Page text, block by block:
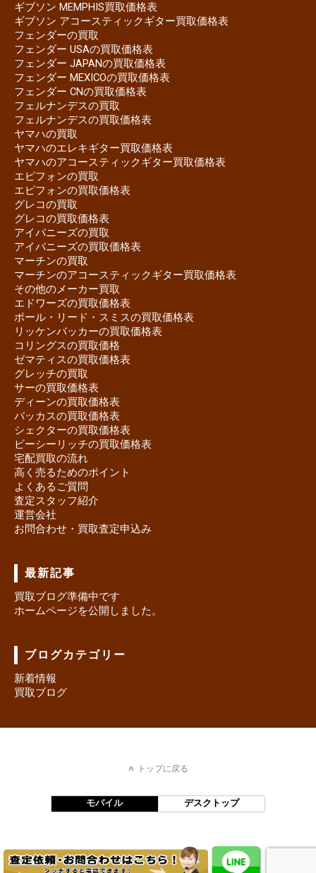
ギブソン MEMPHIS買取価格表
ギブソン アコースティックギター買取価格表
フェンダーの買取
フェンダー USAの買取価格表
フェンダー JAPANの買取価格表
フェンダー MEXICOの買取価格表
フェンダー CNの買取価格表
フェルナンデスの買取
フェルナンデスの買取価格表
ヤマハの買取
ヤマハのエレキギター買取価格表
ヤマハのアコースティックギター買取価格表
エピフォンの買取
エピフォンの買取価格表
グレコの買取
グレコの買取価格表
アイバニーズの買取
アイバニーズの買取価格表
マーチンの買取
マーチンのアコースティックギター買取価格表
その他のメーカー買取
エドワーズの買取価格表
ポール・リード・スミスの買取価格表
リッケンバッカーの買取価格表
コリングスの買取価格
ゼマティスの買取価格表
グレッチの買取
サーの買取価格表
ディーンの買取価格表
バッカスの買取価格表
シェクターの買取価格表
ビーシーリッチの買取価格表
宅配買取の流れ
高く売るためのポイント
よくあるご質問
査定スタッフ紹介
運営会社
お問合わせ・買取査定申込み
最新記事
買取ブログ準備中です
ホームページを公開しました。
ブログカテゴリー
新着情報
買取ブログ
トップに戻る
モバイル デスクトップ